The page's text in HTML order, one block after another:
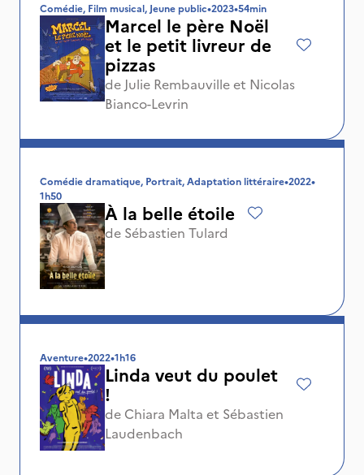
Comédie, Film musical, Jeune public•2023•54min
Marcel le père Noël
et le petit livreur de
pizzas
de Julie Rembauville et Nicolas
Bianco-Levrin
Comédie dramatique, Portrait, Adaptation littéraire•2022•
1h50
À la belle étoile
de Sébastien Tulard
Aventure•2022•1h16
Linda veut du poulet
!
de Chiara Malta et Sébastien
Laudenbach